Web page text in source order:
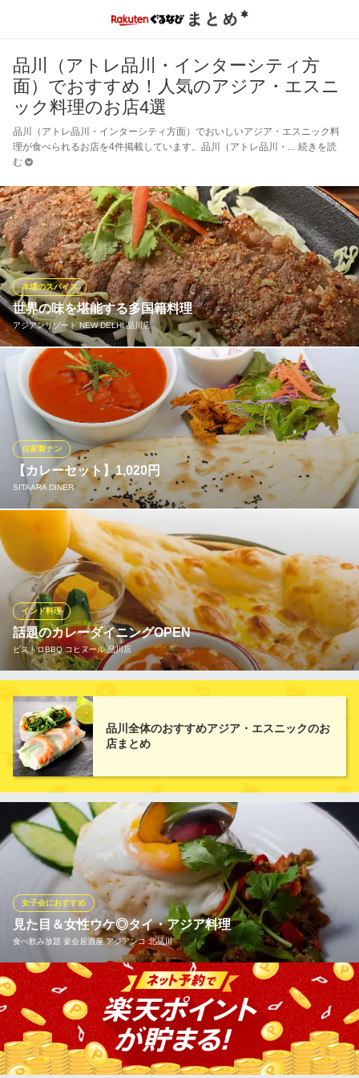
品川（アトレ品川・インターシティ方
面）でおすすめ！人気のアジア・エスニ
ック料理のお店4選
品川（アトレ品川・インターシティ方面）でおいしいアジア・エスニック料
理が食べられるお店を4件掲載しています。品川（アトレ品川・
続きを読
む
世界の味を堪能する多国籍料理
アジアンリゾート NEW DELHI 品川店
本場のスパイス
世界各国の本格的な味わいを一度に楽しめる多国籍料理を揃えて
います。シェフがこだわる食材と独自の調理法で仕上げた一皿
は、どれも鮮やかな彩りと深い旨みを感じられる逸品です。アジ
アからヨーロッパまで、幅広い料理を取り揃え、訪れるたびに新
しい発見がある食の旅へと誘います。
アジアンリゾート NEW DELHI 品川店
品川 本格アジアン
ＪＲ品川駅 徒歩8分
東京都港区港南1-2-70 2F
【カレーセット】1,020円
SITAARA DINER
自家製ナン
カレーを食べたい方のベーシックメニューです。 ●カレーは下の
８種類の中から１種類をお選び下さい。+野菜の入ったヨーグルト
（ライタ）+ナーン又はライス（バスマチライス/日本米）
SITAARA DINER
インド料理
ＪＲ品川駅 徒歩1分
東京都港区高輪3-26-27 JR東日本品川駅構内エキュート品川2F
話題のカレーダイニングOPEN
ビストロBBQ コヒヌール 品川店
インド料理
スパイスから作る当店の本格カレー！自慢のスパイスは数十種か
らブレンド。さらに本場インドカレーを再現♪絶品インドカレーを
是非ご堪能ください。
ビストロBBQ コヒヌール 品川店
ＪＲ品川駅 徒歩4分
東京都港区港南2-16-3 品川グランドセントラルタワーB1
品川全体のおすすめアジア・エスニックのお
店まとめ
見た目＆女性ウケ◎タイ・アジア料理
食べ飲み放題 宴会居酒屋 アジアンコ 北品川
女子会におすすめ
タイ・アジアン料理専門店ならではの本場料理を多数ご用意！ア
ジアン屋台『アジアンコ』では、調味料の仕入れからこだわり、
本場料理を皆様にご提供しております！当店自慢のタイ・アジア
ン料理をぜひ味わってみてください！